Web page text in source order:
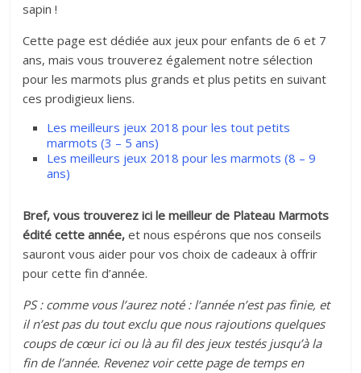
sapin !
Cette page est dédiée aux jeux pour enfants de 6 et 7
ans, mais vous trouverez également notre sélection
pour les marmots plus grands et plus petits en suivant
ces prodigieux liens.
Les meilleurs jeux 2018 pour les tout petits
marmots (3 – 5 ans)
Les meilleurs jeux 2018 pour les marmots (8 – 9
ans)
Bref, vous trouverez ici le meilleur de Plateau Marmots
édité cette année, et nous espérons que nos conseils
sauront vous aider pour vos choix de cadeaux à offrir
pour cette fin d’année.
PS : comme vous l’aurez noté : l’année n’est pas finie, et
il n’est pas du tout exclu que nous rajoutions quelques
coups de cœur ici ou là au fil des jeux testés jusqu’à la
fin de l’année. Revenez voir cette page de temps en